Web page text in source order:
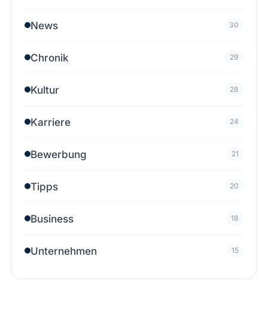
News 30
Chronik 29
Kultur 28
Karriere 24
Bewerbung 21
Tipps 20
Business 18
Unternehmen 15